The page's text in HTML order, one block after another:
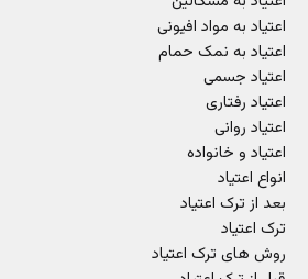
اعتیاد به مواد افیونی
اعتیاد به نمک حمام
اعتیاد جسمی
اعتیاد رفتاری
اعتیاد روانی
اعتیاد و خانواده
انواع اعتیاد
بعد از ترک اعتیاد
ترک اعتیاد
روش های ترک اعتیاد